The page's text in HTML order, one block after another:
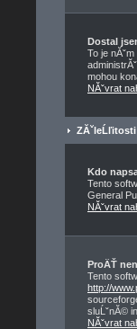
Dostal
To je
mohou
NĂˇvrat
Kdo
Tento
General
NĂˇvrat
ProÄŤ
Tento
http://
sluĹˇnĂ©
NĂˇvrat